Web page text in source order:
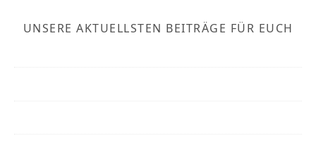
UNSERE AKTUELLSTEN BEITRÄGE FÜR EUCH